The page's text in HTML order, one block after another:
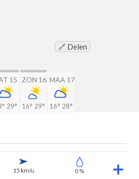
🔗 Delen
15
29°
ZON 16
16° 29°
MAA 17
16° 28°
15 km/u 0 %